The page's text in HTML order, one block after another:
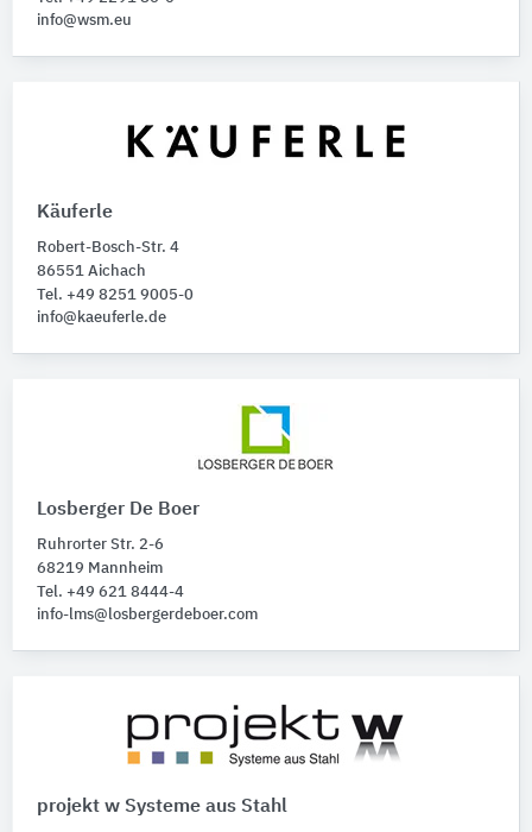
info@wsm.eu
Käuferle
Robert-Bosch-Str. 4
86551 Aichach
Tel. +49 8251 9005-0
info@kaeuferle.de
Losberger De Boer
Ruhrorter Str. 2-6
68219 Mannheim
Tel. +49 621 8444-4
info-lms@losbergerdeboer.com
projekt w Systeme aus Stahl